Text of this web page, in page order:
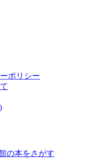
ポリシー
の本をさがす